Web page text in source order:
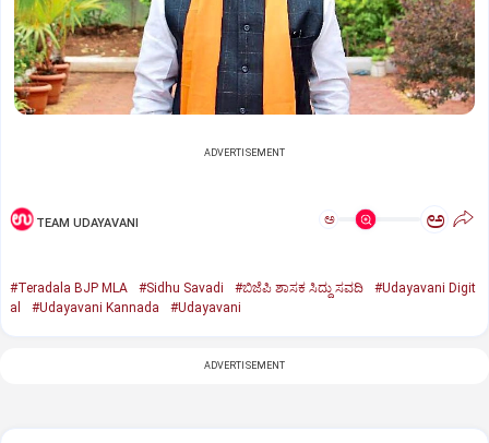
ADVERTISEMENT
TEAM UDAYAVANI ಅ ಅ
#Teradala BJP MLA #Sidhu Savadi #ಬಿಜೆಪಿ ಶಾಸಕ ಸಿದ್ದು ಸವದಿ
#Udayavani Digit
al
#Udayavani Kannada #Udayavani
ADVERTISEMENT